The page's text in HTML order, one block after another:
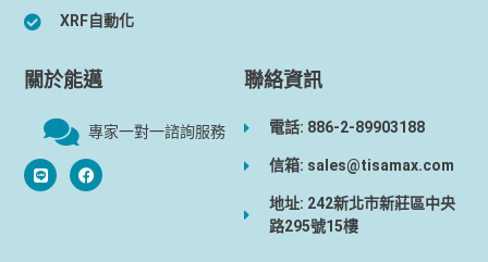
XRF自動化
關於能邁
專家一對一諮詢服務
聯絡資訊
電話: 886-2-89903188
信箱: sales@tisamax.com
地址: 242新北市新莊區中央
路295號15樓